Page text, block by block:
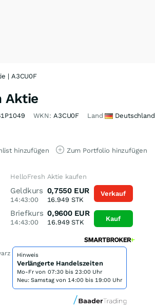
| A3CU0F
Aktie
WKN: A3CU0F Land Deutschland
hinzufügen Zum Portfolio hinzufügen
HelloFresh Aktie kaufen
Geldkurs
14:43:00
0,7550 EUR
16.949 STK
Briefkurs
14:43:00
0,9600 EUR
16.949 STK
Verkauf
Kauf
Hinweis
Verlängerte Handelszeiten
Mo-Fr von 07:30 bis 23:00 Uhr
Neu: Samstag von 14:00 bis 19:00 Uhr